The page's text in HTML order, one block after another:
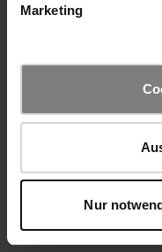
Marketing
Nur